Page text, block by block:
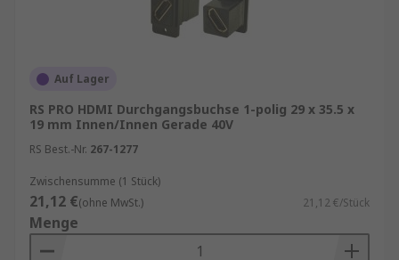
Auf Lager
RS PRO HDMI Durchgangsbuchse 1-polig 29 x 35.5 x
19 mm Innen/Innen Gerade 40V
RS Best.-Nr. 267-1277
Zwischensumme (1 Stück)
21,12 €(ohne MwSt.) 21,12 €/Stück
Menge